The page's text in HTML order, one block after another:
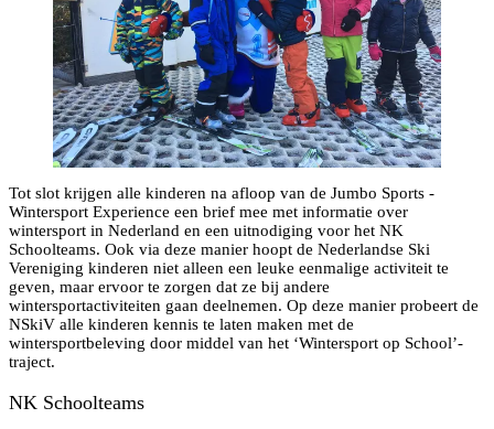
Tot slot krijgen alle kinderen na afloop van de Jumbo Sports -
Wintersport Experience een brief mee met informatie over
wintersport in Nederland en een uitnodiging voor het NK
Schoolteams. Ook via deze manier hoopt de Nederlandse Ski
Vereniging kinderen niet alleen een leuke eenmalige activiteit te
geven, maar ervoor te zorgen dat ze bij andere
wintersportactiviteiten gaan deelnemen. Op deze manier probeert de
NSkiV alle kinderen kennis te laten maken met de
wintersportbeleving door middel van het ‘Wintersport op School’-
traject.
NK Schoolteams